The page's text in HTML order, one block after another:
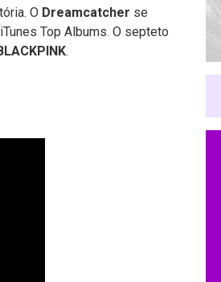
O Dreamcatcher se
Top Albums. O septeto
.